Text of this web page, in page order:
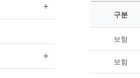
구분
보험
보험